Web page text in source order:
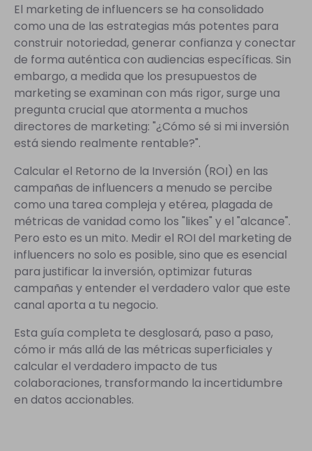
El marketing de influencers se ha consolidado
como una de las estrategias más potentes para
construir notoriedad, generar confianza y conectar
de forma auténtica con audiencias específicas. Sin
embargo, a medida que los presupuestos de
marketing se examinan con más rigor, surge una
pregunta crucial que atormenta a muchos
directores de marketing: "¿Cómo sé si mi inversión
está siendo realmente rentable?".
Calcular el Retorno de la Inversión (ROI) en las
campañas de influencers a menudo se percibe
como una tarea compleja y etérea, plagada de
métricas de vanidad como los "likes" y el "alcance".
Pero esto es un mito. Medir el ROI del marketing de
influencers no solo es posible, sino que es esencial
para justificar la inversión, optimizar futuras
campañas y entender el verdadero valor que este
canal aporta a tu negocio.
Esta guía completa te desglosará, paso a paso,
cómo ir más allá de las métricas superficiales y
calcular el verdadero impacto de tus
colaboraciones, transformando la incertidumbre
en datos accionables.